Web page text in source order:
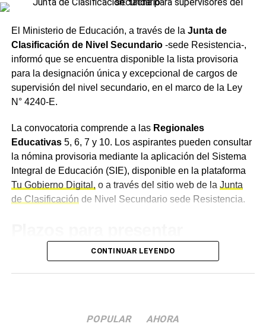
cultural chaqueño.
Fischer sostuvo que, en esta «enciclopedia mágica» que
retoma el banco, cada pieza ocupa un lugar único en la
historia del Norte Grande, y que en esa acción radica su
verdadero valor.
Última oportunidad para
visitar la muestra
DesdeNBCHinvitaron tanto a quienes aún no visitaron la
exposición como a quienes deseen volver a disfrutarla, a
participar de la jornada de cierre y compartir un encuentro
junto a los protagonistas de las obras que forman parte de
El Ministerio de Educación, a través de la Junta de
Clasificación de Nivel Secundario-sede Resistencia-,
informó que se encuentra disponible la lista provisoria
para la designación única y excepcional de cargos de
supervisión del nivel secundario, en el marco de la Ley
N° 4240-E.
La convocatoria comprende a las Regionales
Educativas5, 6, 7 y 10. Los aspirantes pueden consultar
la nómina provisoria mediante la aplicación del Sistema
Integral de Educación (SIE), disponible en la plataforma
Tu Gobierno Digital, o a través del sitio web de la Junta
de Clasificación de Nivel Secundario sede Resistencia.
provisoria. Las presentaciones deberán realizarse
CONTINUAR LEYENDO
POPULAR AHORA